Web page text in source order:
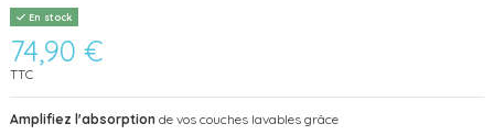
En stock
74,90 €
TTC
Amplifiez l'absorption de vos couches lavables grâce